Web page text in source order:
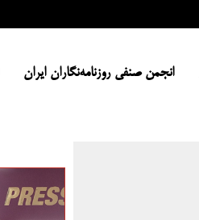
انجمن صنفی روزنامه‌نگاران ایران